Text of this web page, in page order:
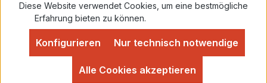
Vertrag widerrufen
Alle Preise inkl. gesetzl. Mehrwertsteuer zzgl.
nicht anders angegeben.
Diese Website verwendet Cookies, um eine bestmögliche
Erfahrung bieten zu können.
Nur technisch notwendige
Konfigurieren
Alle Cookies akzeptieren